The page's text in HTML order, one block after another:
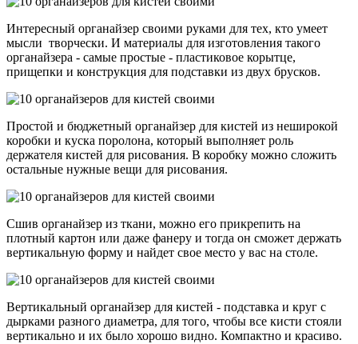
Интересный органайзер своими руками для тех, кто умеет
мысли творчески. И материалы для изготовления такого
органайзера - самые простые - пластиковое корытце,
прищепки и конструкция для подставки из двух брусков.
Простой и бюджетный органайзер для кистей из неширокой
коробки и куска поролона, который выполняет роль
держателя кистей для рисования. В коробку можно сложить
остальные нужные вещи для рисования.
Сшив органайзер из ткани, можно его прикрепить на
плотный картон или даже фанеру и тогда он сможет держать
вертикальную форму и найдет свое место у вас на столе.
Вертикальный органайзер для кистей - подставка и круг с
дырками разного диаметра, для того, чтобы все кисти стояли
вертикально и их было хорошо видно. Компактно и красиво.